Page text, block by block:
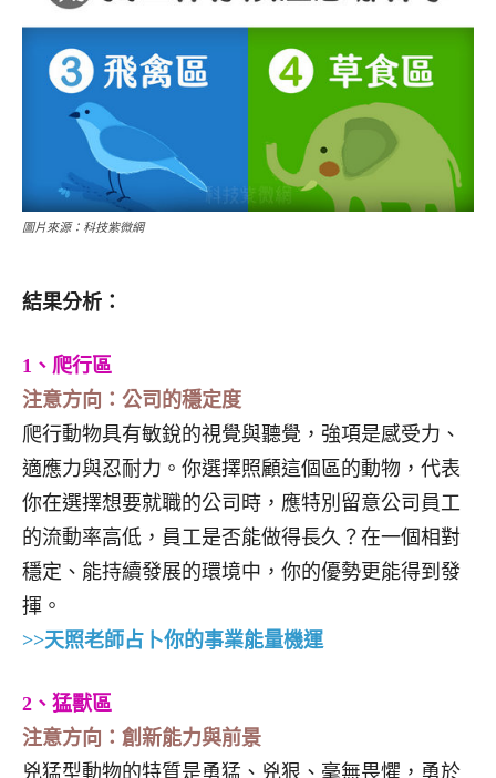
圖片來源：科技紫微網
結果分析：
1、爬行區
注意方向：公司的穩定度
爬行動物具有敏銳的視覺與聽覺，強項是感受力、
適應力與忍耐力。你選擇照顧這個區的動物，代表
你在選擇想要就職的公司時，應特別留意公司員工
的流動率高低，員工是否能做得長久？在一個相對
穩定、能持續發展的環境中，你的優勢更能得到發
揮。
>>天照老師占卜你的事業能量機運
2、猛獸區
注意方向：創新能力與前景
兇猛型動物的特質是勇猛、兇狠、毫無畏懼，勇於